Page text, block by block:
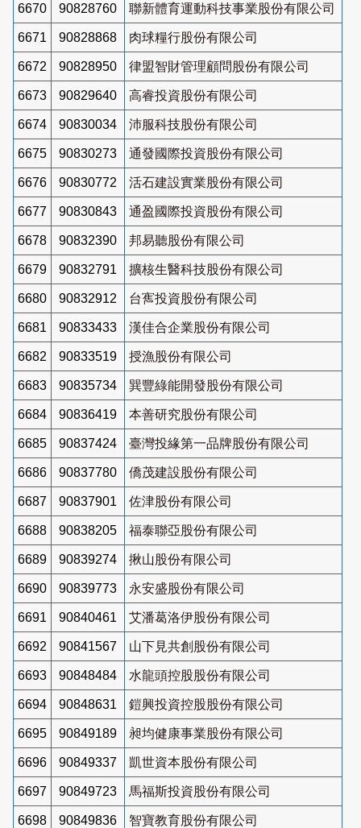
6670 90828760 聯新體育運動科技事業股份有限公司
6671 90828868 肉球糧行股份有限公司
6672 90828950 律盟智財管理顧問股份有限公司
6673 90829640 高睿投資股份有限公司
6674 90830034 沛服科技股份有限公司
6675 90830273 通發國際投資股份有限公司
6676 90830772 活石建設實業股份有限公司
6677 90830843 通盈國際投資股份有限公司
6678 90832390 邦易聽股份有限公司
6679 90832791 擴核生醫科技股份有限公司
6680 90832912 台寯投資股份有限公司
6681 90833433 漢佳合企業股份有限公司
6682 90833519 授漁股份有限公司
6683 90835734 巽豐綠能開發股份有限公司
6684 90836419 本善研究股份有限公司
6685 90837424 臺灣投緣第一品牌股份有限公司
6686 90837780 僑茂建設股份有限公司
6687 90837901 佐津股份有限公司
6688 90838205 福泰聯亞股份有限公司
6689 90839274 揪山股份有限公司
6690 90839773 永安盛股份有限公司
6691 90840461 艾潘葛洛伊股份有限公司
6692 90841567 山下見共創股份有限公司
6693 90848484 水龍頭控股股份有限公司
6694 90848631 鎧興投資控股股份有限公司
6695 90849189 昶均健康事業股份有限公司
6696 90849337 凱世資本股份有限公司
6697 90849723 馬福斯投資股份有限公司
6698 90849836 智寶教育股份有限公司